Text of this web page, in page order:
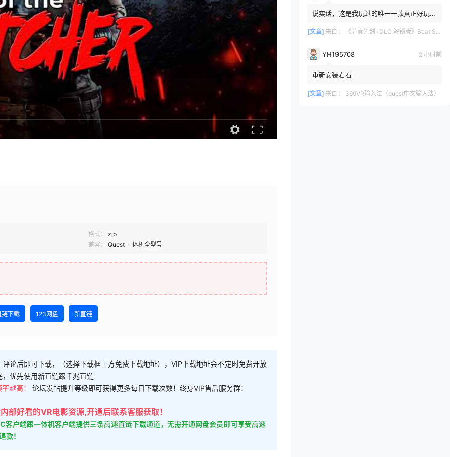
格式：
zip
兼容：
Quest 一体机全型号
链下载 123网盘 新直链
论后即可下载，（选择下载框上方免费下载地址），VIP下载地址会不定时免费开放
优先使用新直链跟千兆直链
越高！ 论坛发帖提升等级即可获得更多每日下载次数！终身VIP售后服务群：
好看的VR电影资源,开通后联系客服获取！
户端跟一体机客户端提供三条高速直链下载通道，无需开通网盘会员即可享受高速
款！
说实话，这是我玩过的唯一一款真正好玩的
些都不太好。我觉得《Bea...
[文章] 来自： 《节奏光剑+DLC 解锁版》Beat Saber VR
YH195708 2 小时前
重新安装看看
[文章] 来自： 369VR输入法（quest中文输入法）